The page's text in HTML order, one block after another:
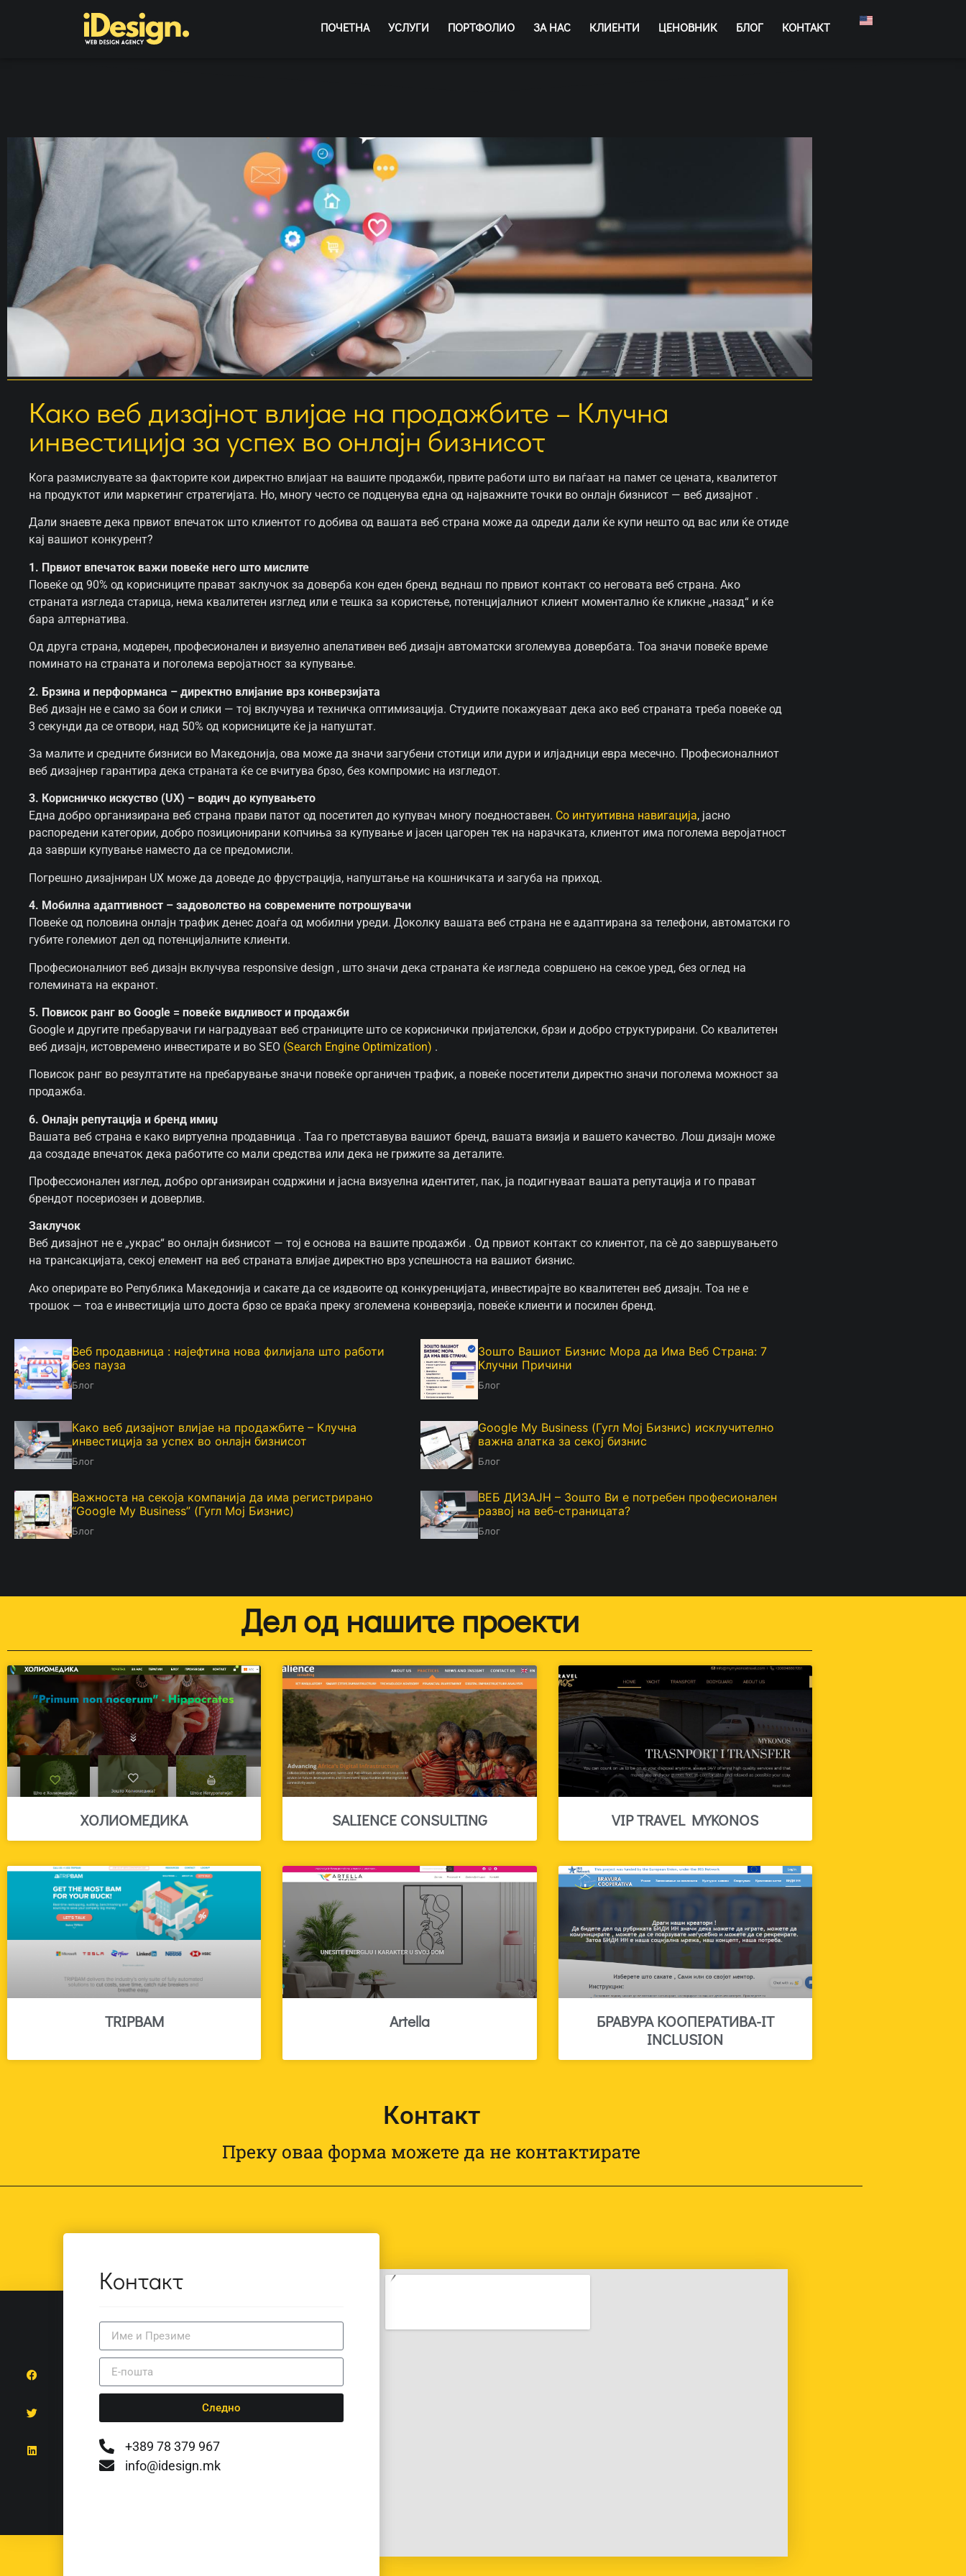
ПОЧЕТНА УСЛУГИ ПОРТФОЛИО ЗА НАС КЛИЕНТИ ЦЕНОВНИК БЛОГ КОНТАКТ
Како веб дизајнот влијае на продажбите – Клучна
инвестиција за успех во онлајн бизнисот
Кога размислувате за факторите кои директно влијаат на вашите продажби, првите работи што ви паѓаат на памет се цената, квалитетот
на продуктот или маркетинг стратегијата. Но, многу често се подценува една од најважните точки во онлајн бизнисот — веб дизајнот .
Дали знаевте дека првиот впечаток што клиентот го добива од вашата веб страна може да одреди дали ќе купи нешто од вас или ќе отиде
кај вашиот конкурент?
1. Првиот впечаток важи повеќе него што мислите
Повеќе од 90% од корисниците прават заклучок за доверба кон еден бренд веднаш по првиот контакт со неговата веб страна. Ако
страната изгледа старица, нема квалитетен изглед или е тешка за користење, потенцијалниот клиент моментално ќе кликне „назад“ и ќе
бара алтернатива.
Од друга страна, модерен, професионален и визуелно апелативен веб дизајн автоматски зголемува довербата. Тоа значи повеќе време
поминато на страната и поголема веројатност за купување.
2. Брзина и перформанса – директно влијание врз конверзијата
Веб дизајн не е само за бои и слики — тој вклучува и техничка оптимизација. Студиите покажуваат дека ако веб страната треба повеќе од
3 секунди да се отвори, над 50% од корисниците ќе ја напуштат.
За малите и средните бизниси во Македонија, ова може да значи загубени стотици или дури и илјадници евра месечно. Професионалниот
веб дизајнер гарантира дека страната ќе се вчитува брзо, без компромис на изгледот.
3. Корисничко искуство (UX) – водич до купувањето
Една добро организирана веб страна прави патот од посетител до купувач многу поедноставен. Со интуитивна навигација, јасно
распоредени категории, добро позиционирани копчиња за купување и јасен цагорен тек на нарачката, клиентот има поголема веројатност
да заврши купување наместо да се предомисли.
Погрешно дизајниран UX може да доведе до фрустрација, напуштање на кошничката и загуба на приход.
4. Мобилна адаптивност – задоволство на современите потрошувачи
Повеќе од половина онлајн трафик денес доаѓа од мобилни уреди. Доколку вашата веб страна не е адаптирана за телефони, автоматски го
губите големиот дел од потенцијалните клиенти.
Професионалниот веб дизајн вклучува responsive design , што значи дека страната ќе изгледа совршено на секое уред, без оглед на
големината на екранот.
5. Повисок ранг во Google = повеќе видливост и продажби
Google и другите пребарувачи ги наградуваат веб страниците што се кориснички пријателски, брзи и добро структурирани. Со квалитетен
веб дизајн, истовремено инвестирате и во SEO (Search Engine Optimization) .
Повисок ранг во резултатите на пребарување значи повеќе органичен трафик, а повеќе посетители директно значи поголема можност за
продажба.
6. Онлајн репутација и бренд имиџ
Вашата веб страна е како виртуелна продавница . Таа го претставува вашиот бренд, вашата визија и вашето качество. Лош дизајн може
да создаде впечаток дека работите со мали средства или дека не грижите за деталите.
Профессионален изглед, добро организиран содржини и јасна визуелна идентитет, пак, ја подигнуваат вашата репутација и го прават
брендот посериозен и доверлив.
Заклучок
Веб дизајнот не е „украс“ во онлајн бизнисот — тој е основа на вашите продажби . Од првиот контакт со клиентот, па сè до завршувањето
на трансакцијата, секој елемент на веб страната влијае директно врз успешноста на вашиот бизнис.
Ако оперирате во Република Македонија и сакате да се издвоите од конкуренцијата, инвестирајте во квалитетен веб дизајн. Тоа не е
трошок — тоа е инвестиција што доста брзо се враќа преку зголемена конверзија, повеќе клиенти и посилен бренд.
Веб продавница : најефтина нова филијала што работи
без пауза
Блог
Зошто Вашиот Бизнис Мора да Има Веб Страна: 7
Клучни Причини
Блог
Како веб дизајнот влијае на продажбите – Клучна
инвестиција за успех во онлајн бизнисот
Блог
Google My Business (Гугл Мој Бизнис) исклучително
важна алатка за секој бизнис
Блог
Важноста на секоја компанија да има регистрирано
“Google My Business” (Гугл Мој Бизнис)
Блог
ВЕБ ДИЗАЈН – Зошто Ви е потребен професионален
развој на веб-страницата?
Блог
Дел од нашите проекти
ХОЛИОМЕДИКА SALIENCE CONSULTING VIP TRAVEL MYKONOS
TRIPBAM Artella
БРАВУРА КООПЕРАТИВА-IT
INCLUSION
Контакт
Преку оваа форма можете да не контактирате
Контакт
Следно
+389 78 379 967
info@idesign.mk